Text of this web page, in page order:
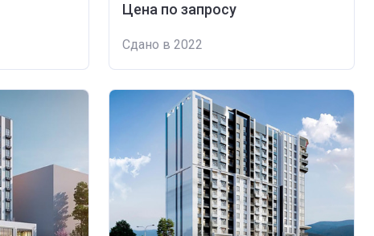
Цена по запросу
Сдано в 2022